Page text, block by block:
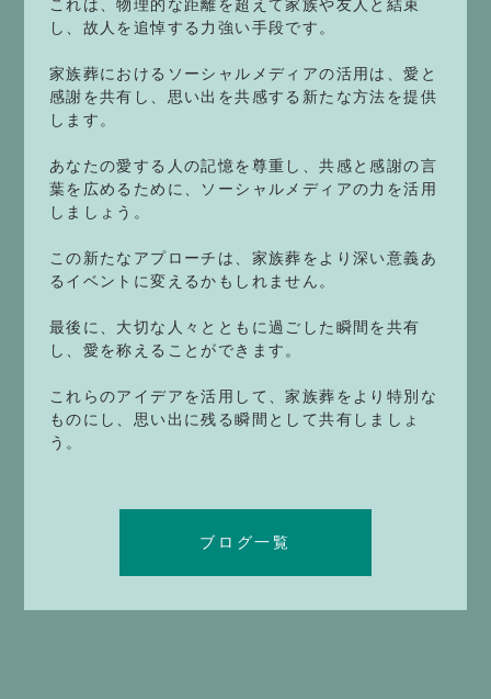
これは、物理的な距離を超えて家族や友人と結束
し、故人を追悼する力強い手段です。
家族葬におけるソーシャルメディアの活用は、愛と
感謝を共有し、思い出を共感する新たな方法を提供
します。
あなたの愛する人の記憶を尊重し、共感と感謝の言
葉を広めるために、ソーシャルメディアの力を活用
しましょう。
この新たなアプローチは、家族葬をより深い意義あ
るイベントに変えるかもしれません。
最後に、大切な人々とともに過ごした瞬間を共有
し、愛を称えることができます。
これらのアイデアを活用して、家族葬をより特別な
ものにし、思い出に残る瞬間として共有しましょ
う。
ブログ一覧